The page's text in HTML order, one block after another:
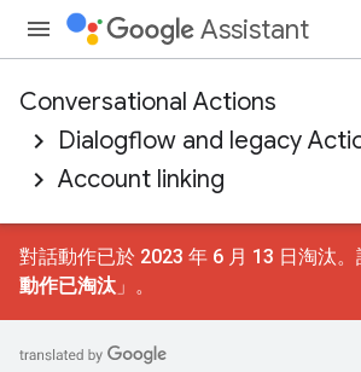
Assistant
Conversational Actions
Dialogflow and legacy
Account linking
對話動作已於 2023 年 6 月 13 日淘汰
動作已淘汰 」。